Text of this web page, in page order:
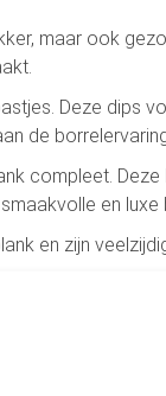
maar ook
Deze dips
de
compleet.
en luxe
en zijn
met de